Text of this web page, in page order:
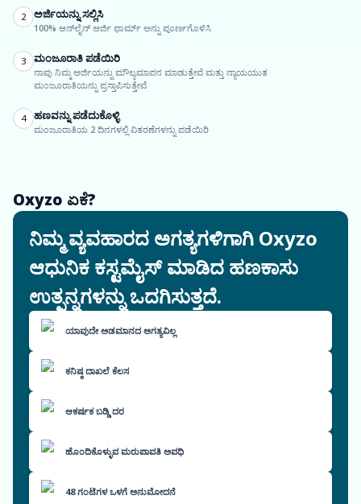
2 ಅರ್ಜಿಯನ್ನು ಸಲ್ಲಿಸಿ
100% ಆನ್‌ಲೈನ್ ಅರ್ಜಿ ಫಾರ್ಮ್ ಅನ್ನು ಪೂರ್ಣಗೊಳಿಸಿ
3 ಮಂಜೂರಾತಿ ಪಡೆಯಿರಿ
ನಾವು ನಿಮ್ಮ ಅರ್ಜಿಯನ್ನು ಮೌಲ್ಯಮಾಪನ ಮಾಡುತ್ತೇವೆ ಮತ್ತು ನ್ಯಾಯಯುತ
ಮಂಜೂರಾತಿಯನ್ನು ಪ್ರಸ್ತಾಪಿಸುತ್ತೇವೆ
4 ಹಣವನ್ನು ಪಡೆದುಕೊಳ್ಳಿ
ಮಂಜೂರಾತಿಯ 2 ದಿನಗಳಲ್ಲಿ ವಿತರಣೆಗಳನ್ನು ಪಡೆಯಿರಿ
Oxyzo ಏಕೆ?
ನಿಮ್ಮ ವ್ಯವಹಾರದ ಅಗತ್ಯಗಳಿಗಾಗಿ Oxyzo
ಆಧುನಿಕ ಕಸ್ಟಮೈಸ್ ಮಾಡಿದ ಹಣಕಾಸು
ಉತ್ಪನ್ನಗಳನ್ನು ಒದಗಿಸುತ್ತದೆ.
ಯಾವುದೇ ಅಡಮಾನದ ಅಗತ್ಯವಿಲ್ಲ
ಕನಿಷ್ಠ ದಾಖಲೆ ಕೆಲಸ
ಆಕರ್ಷಕ ಬಡ್ಡಿ ದರ
ಹೊಂದಿಕೊಳ್ಳುವ ಮರುಪಾವತಿ ಅವಧಿ
48 ಗಂಟೆಗಳ ಒಳಗೆ ಅನುಮೋದನೆ